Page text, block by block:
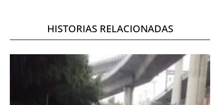
HISTORIAS RELACIONADAS